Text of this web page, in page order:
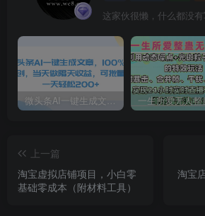
这家伙很懒，什么都没
微头条AI一键生成文章，100%过原创，当天做隔天收益，可批量，一天轻松200+
上一篇
淘宝虚拟店铺项目，小白零
基础零成本（附材料工具）
淘宝